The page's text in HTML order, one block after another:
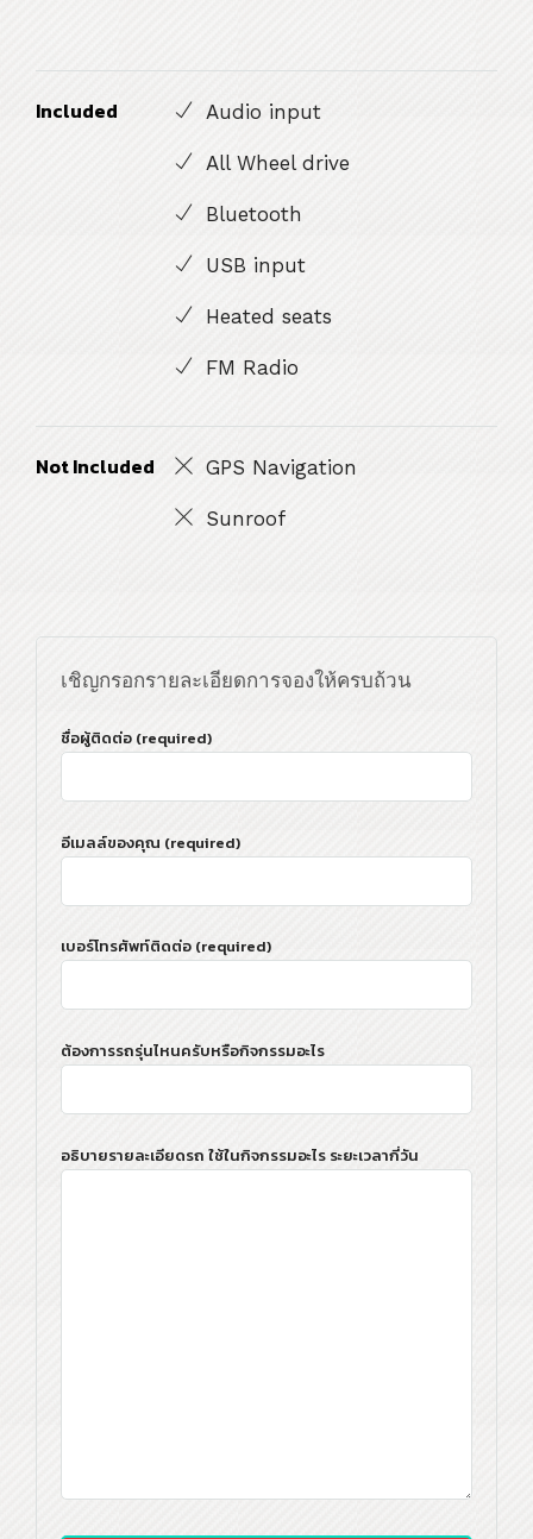
Included Audio input
All Wheel drive
Bluetooth
USB input
Heated seats
FM Radio
Not Included GPS Navigation
Sunroof
เชิญกรอกรายละเอียดการจองให้ครบถ้วน
ชื่อผู้ติดต่อ (required)
อีเมลล์ของคุณ (required)
เบอร์โทรศัพท์ติดต่อ (required)
ต้องการรถรุ่นไหนครับหรือกิจกรรมอะไร
อธิบายรายละเอียดรถ ใช้ในกิจกรรมอะไร ระยะเวลากี่วัน